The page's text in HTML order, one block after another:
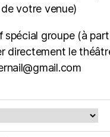
votre venue)
spécial groupe (à
directement le